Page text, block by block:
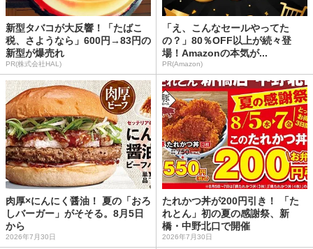
新型タバコが大反響！「たばこ
税、さようなら」600円→83円の
新型が爆売れ
PR(株式会社HAL)
「え、こんなセールやってた
の？」80％OFF以上が続々登
場！Amazonの本気が...
PR(Amazon)
肉厚×にんにく醤油！ 夏の「おろ
しバーガー」がそそる。8月5日
から
2026年7月30日
たれかつ丼が200円引き！ 「た
れとん」初の夏の感謝祭、新
橋・中野北口で開催
2026年7月30日